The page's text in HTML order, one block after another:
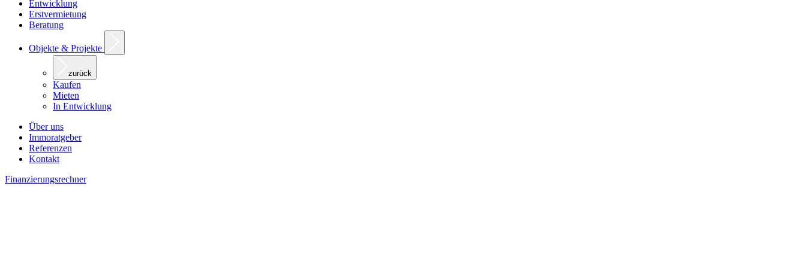
Entwicklung
Erstvermietung
Beratung
Objekte & Projekte
zurück
Kaufen
Mieten
In Entwicklung
Über uns
Immoratgeber
Referenzen
Kontakt
Finanzierungsrechner